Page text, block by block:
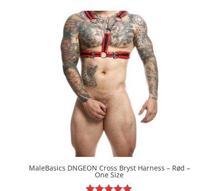
MaleBasics DNGEON Cross Bryst Harness – Rød –
One Size